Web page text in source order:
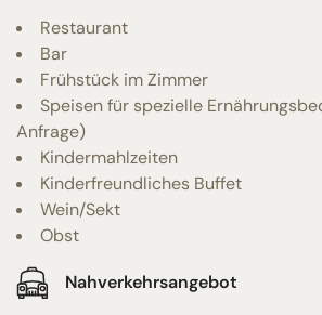
Restaurant
Bar
Frühstück im Zimmer
Speisen für spezielle
Anfrage)
Kindermahlzeiten
Kinderfreundliches Buffet
Wein/Sekt
Obst
Nahverkehrsangebot